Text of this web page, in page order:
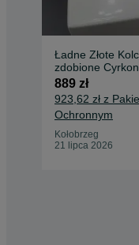
Ładne Złote
zdobione
889 zł
923,62 zł z
Ochronnym
Kołobrzeg
21 lipca 2026